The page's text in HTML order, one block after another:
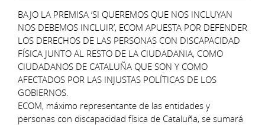
BAJO LA PREMISA ‘SI QUEREMOS QUE NOS INCLUYAN
NOS DEBEMOS INCLUIR’, ECOM APUESTA POR DEFENDER
LOS DERECHOS DE LAS PERSONAS CON DISCAPACIDAD
FÍSICA JUNTO AL RESTO DE LA CIUDADANIA, COMO
CIUDADANOS DE CATALUÑA QUE SON Y COMO
AFECTADOS POR LAS INJUSTAS POLÍTICAS DE LOS
GOBIERNOS.
ECOM, máximo representante de las entidades y
personas con discapacidad física de Cataluña, se sumará